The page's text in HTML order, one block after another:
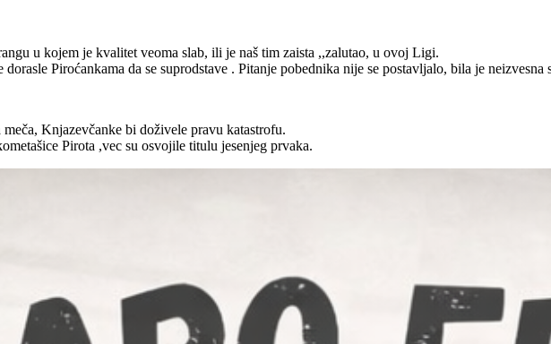
u kojem je kvalitet veoma slab, ili je naš tim zaista ,,zalutao, u ovoj Ligi.
Piroćankama da se suprodstave . Pitanje pobednika nije se postavljalo, bila je neizvesna
Knjazevčanke bi doživele pravu katastrofu.
Pirota ,vec su osvojile titulu jesenjeg prvaka.